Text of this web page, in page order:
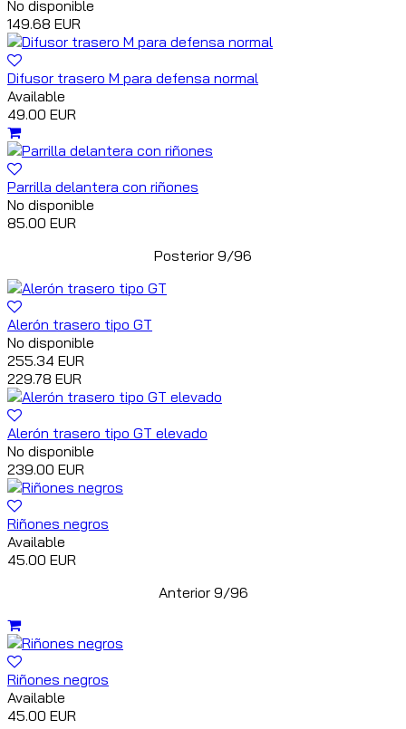
No disponible
149.68 EUR
Difusor trasero M para defensa normal
Available
49.00 EUR
Parrilla delantera con riñones
No disponible
85.00 EUR
Posterior 9/96
Alerón trasero tipo GT
No disponible
255.34 EUR
229.78 EUR
Alerón trasero tipo GT elevado
No disponible
239.00 EUR
Riñones negros
Available
45.00 EUR
Anterior 9/96
Riñones negros
Available
45.00 EUR